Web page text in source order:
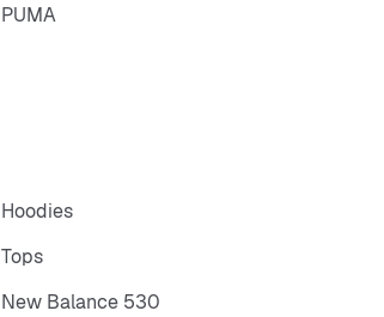
PUMA
Hoodies
Tops
New Balance 530